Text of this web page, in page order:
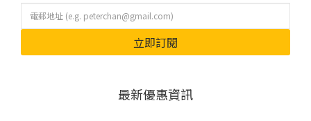
立即訂閱
最新優惠資訊